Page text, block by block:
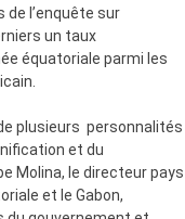
de l’enquête sur
un taux
équatoriale parmi les
plusieurs personnalités
et du
Molina, le directeur pays
et le Gabon,